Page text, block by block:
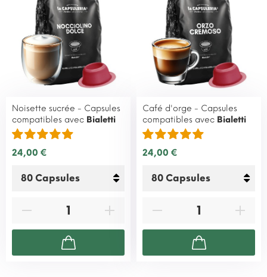
Noisette sucrée - Capsules
compatibles avec Bialetti
24,00 €
Café d'orge - Capsules
compatibles avec Bialetti
24,00 €